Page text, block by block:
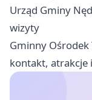
Urząd Gminy
wizyty
Gminny Ośrodek
kontakt, atrakcje